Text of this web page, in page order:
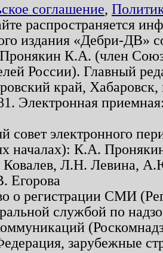
соглашение,
распространяется
издания «Дебри-ДВ»
К.А. (член
России). Главный
край,
Электронная
совет электронного
началах): К.А.
Л.Н. Левина,
Егорова
о регистрации СМИ
службой по
зарубежные